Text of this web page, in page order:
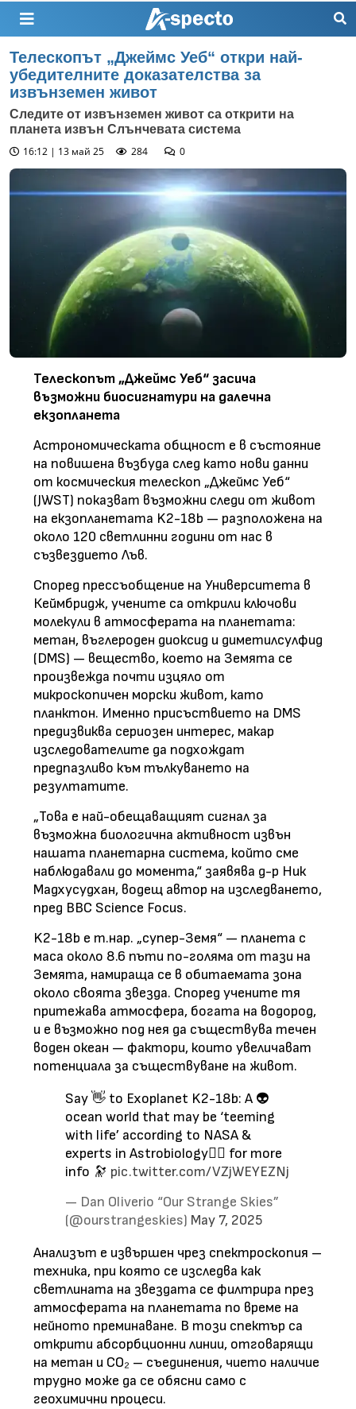
Teлескопът „Джеймс Уеб“ откри най-
убедителните доказателства за
извънземен живот
Следите от извънземен живот са открити на
планета извън Слънчевата система
16:12 | 13 май 25
284 0
Телескопът „Джеймс Уеб“ засича
възможни биосигнатури на далечна
екзопланета
Астрономическата общност е в състояние
на повишена възбуда след като нови данни
от космическия телескоп „Джеймс Уеб“
(JWST) показват възможни следи от живот
на екзопланетата K2-18b — разположена на
около 120 светлинни години от нас в
съзвездието Лъв.
Според прессъобщение на Университета в
Кеймбридж, учените са открили ключови
молекули в атмосферата на планетата:
метан, въглероден диоксид и диметилсулфид
(DMS) — вещество, което на Земята се
произвежда почти изцяло от
микроскопичен морски живот, като
планктон. Именно присъствието на DMS
предизвиква сериозен интерес, макар
изследователите да подхождат
предпазливо към тълкуването на
резултатите.
„Това е най-обещаващият сигнал за
възможна биологична активност извън
нашата планетарна система, който сме
наблюдавали до момента,“ заявява д-р Ник
Мадхусудхан, водещ автор на изследването,
пред BBC Science Focus.
K2-18b е т.нар. „супер-Земя“ — планета с
маса около 8.6 пъти по-голяма от тази на
Земята, намираща се в обитаемата зона
около своята звезда. Според учените тя
притежава атмосфера, богата на водород,
и е възможно под нея да съществува течен
воден океан — фактори, които увеличават
потенциала за съществуване на живот.
Say 👋 to Exoplanet K2-18b: A 👽
ocean world that may be ‘teeming
with life’ according to NASA &
experts in Astrobiology👇🏻 for more
info 🔭 pic.twitter.com/VZjWEYEZNj
— Dan Oliverio “Our Strange Skies”
(@ourstrangeskies) May 7, 2025
Анализът е извършен чрез спектроскопия –
техника, при която се изследва как
светлината на звездата се филтрира през
атмосферата на планетата по време на
нейното преминаване. В този спектър са
открити абсорбционни линии, отговарящи
на метан и CO₂ – съединения, чието наличие
трудно може да се обясни само с
геохимични процеси.